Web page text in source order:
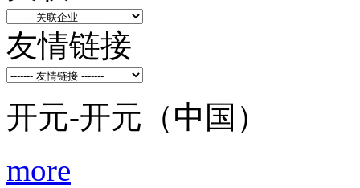
友情链接
开元-开元（中国）
more